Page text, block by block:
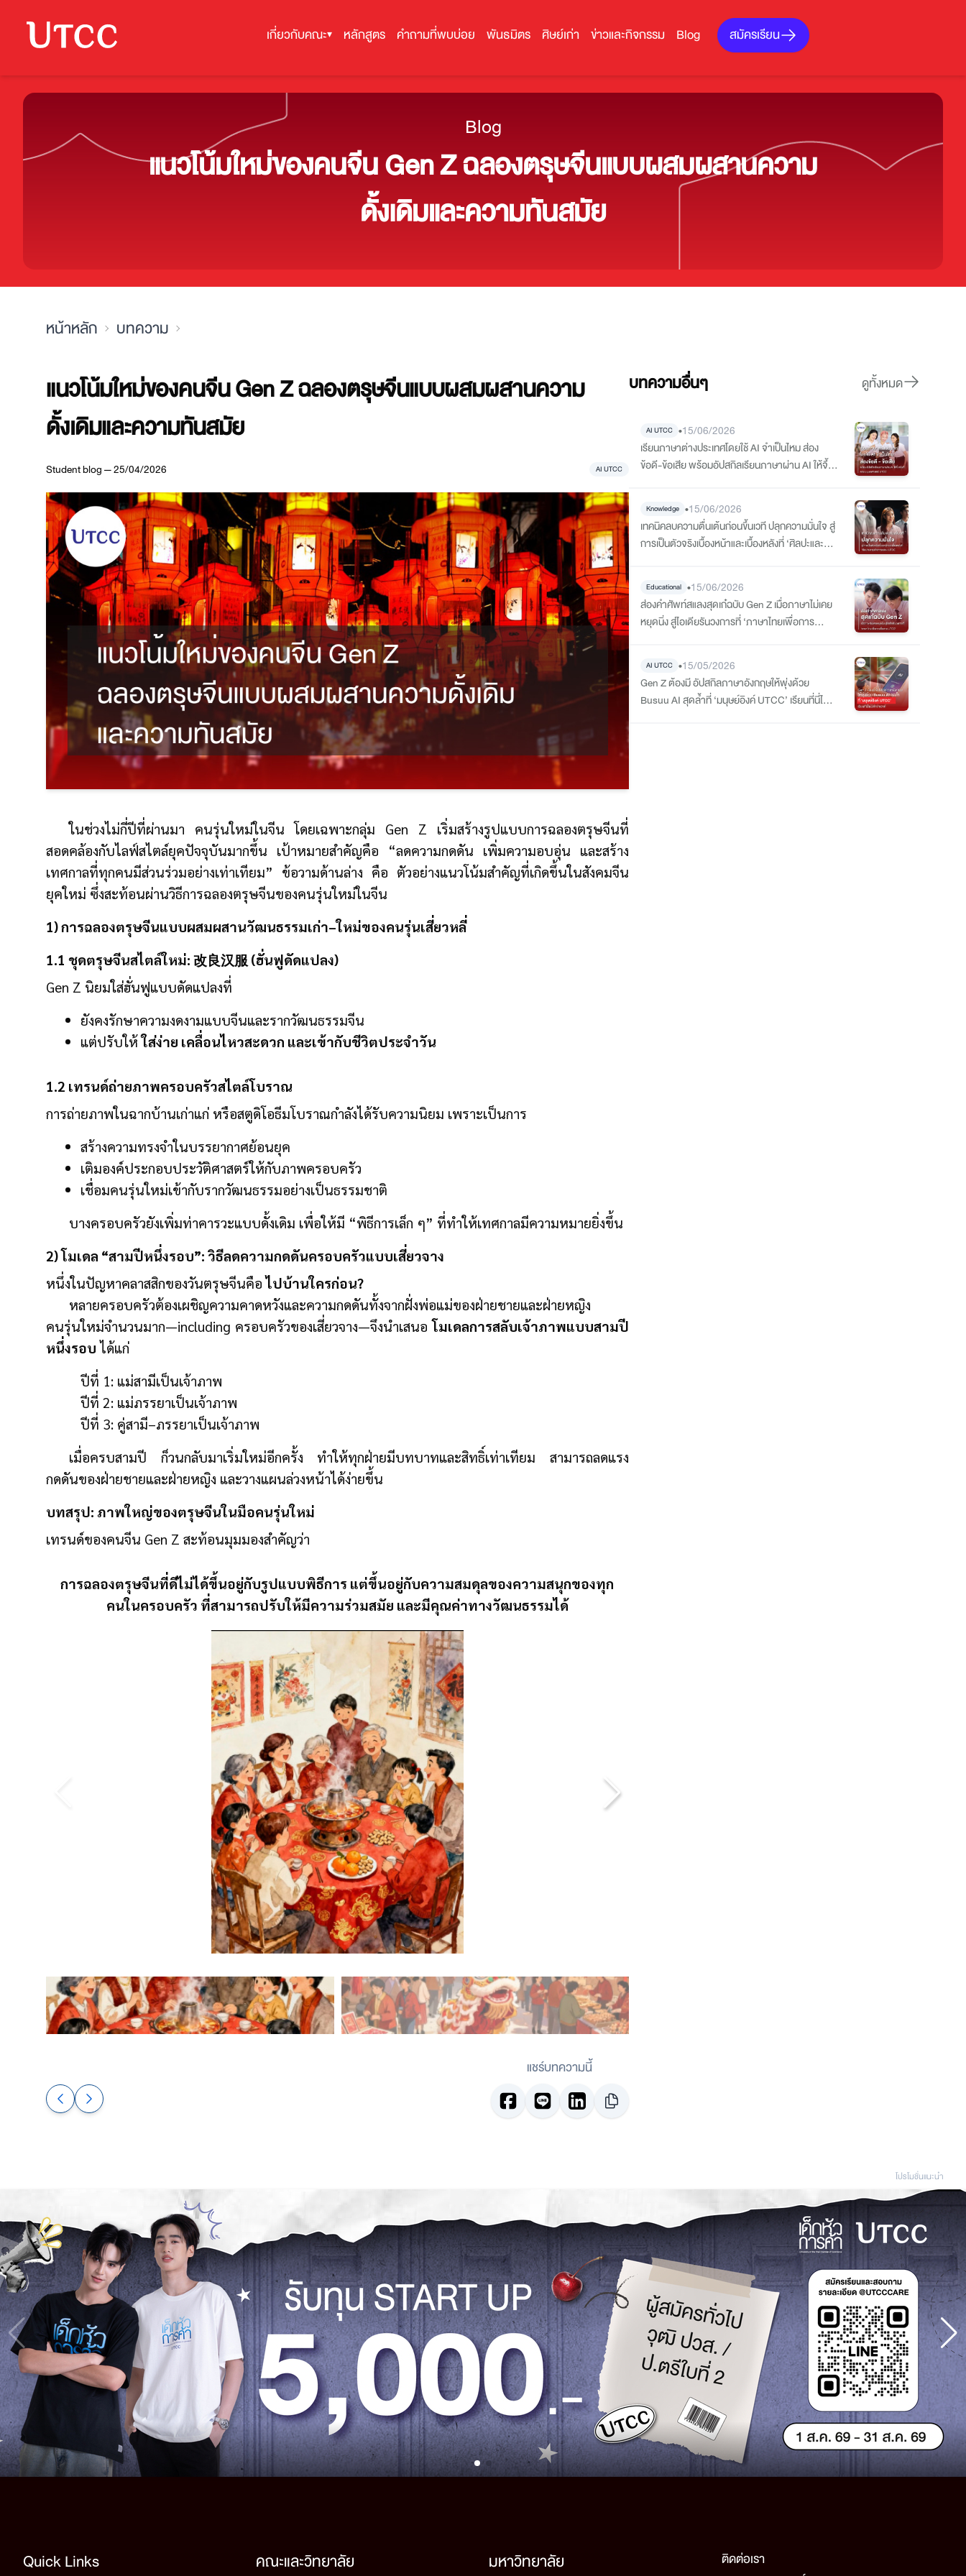
เกี่ยวกับคณะ▾ หลักสูตร คำถามที่พบบ่อย พันธมิตร ศิษย์เก่า ข่าวและกิจกรรม Blog สมัครเรียน
Blog
แนวโน้มใหม่ของคนจีน Gen Z ฉลองตรุษจีนแบบผสมผสานความ
ดั้งเดิมและความทันสมัย
หน้าหลัก บทความ
แนวโน้มใหม่ของคนจีน Gen Z ฉลองตรุษจีนแบบผสมผสานความ
ดั้งเดิมและความทันสมัย
Student blog — 25/04/2026 AI UTCC
ในช่วงไม่กี่ปีที่ผ่านมา คนรุ่นใหม่ในจีน โดยเฉพาะกลุ่ม Gen Z เริ่มสร้างรูปแบบการฉลองตรุษจีนที่
สอดคล้องกับไลฟ์สไตล์ยุคปัจจุบันมากขึ้น เป้าหมายสำคัญคือ “ลดความกดดัน เพิ่มความอบอุ่น และสร้าง
เทศกาลที่ทุกคนมีส่วนร่วมอย่างเท่าเทียม” ข้อวามด้านล่าง คือ ตัวอย่างแนวโน้มสำคัญที่เกิดขึ้นในสังคมจีน
ยุคใหม่ ซึ่งสะท้อนผ่านวิธีการฉลองตรุษจีนของคนรุ่นใหม่ในจีน
1) การฉลองตรุษจีนแบบผสมผสานวัฒนธรรมเก่า–ใหม่ของคนรุ่นเสี่ยวหลี่
1.1 ชุดตรุษจีนสไตล์ใหม่: 改良汉服 (ฮั่นฟูดัดแปลง)
Gen Z นิยมใส่ฮั่นฟูแบบดัดแปลงที่
ยังคงรักษาความงดงามแบบจีนและรากวัฒนธรรมจีน
แต่ปรับให้ใส่ง่าย เคลื่อนไหวสะดวก และเข้ากับชีวิตประจำวัน
1.2 เทรนด์ถ่ายภาพครอบครัวสไตล์โบราณ
การถ่ายภาพในฉากบ้านเก่าแก่ หรือสตูดิโอธีมโบราณกำลังได้รับความนิยม เพราะเป็นการ
สร้างความทรงจำในบรรยากาศย้อนยุค
เติมองค์ประกอบประวัติศาสตร์ให้กับภาพครอบครัว
เชื่อมคนรุ่นใหม่เข้ากับรากวัฒนธรรมอย่างเป็นธรรมชาติ
บางครอบครัวยังเพิ่มท่าคารวะแบบดั้งเดิม เพื่อให้มี “พิธีการเล็ก ๆ” ที่ทำให้เทศกาลมีความหมายยิ่งขึ้น
2) โมเดล “สามปีหนึ่งรอบ”: วิธีลดความกดดันครอบครัวแบบเสี่ยวจาง
หนึ่งในปัญหาคลาสสิกของวันตรุษจีนคือไปบ้านใครก่อน?
หลายครอบครัวต้องเผชิญความคาดหวังและความกดดันทั้งจากฝั่งพ่อแม่ของฝ่ายชายและฝ่ายหญิง
คนรุ่นใหม่จำนวนมาก—including ครอบครัวของเสี่ยวจาง—จึงนำเสนอโมเดลการสลับเจ้าภาพแบบสามปี
หนึ่งรอบ ได้แก่
ปีที่ 1: แม่สามีเป็นเจ้าภาพ
ปีที่ 2: แม่ภรรยาเป็นเจ้าภาพ
ปีที่ 3: คู่สามี–ภรรยาเป็นเจ้าภาพ
เมื่อครบสามปี ก็วนกลับมาเริ่มใหม่อีกครั้ง ทำให้ทุกฝ่ายมีบทบาทและสิทธิ์เท่าเทียม สามารถลดแรง
กดดันของฝ่ายชายและฝ่ายหญิง และวางแผนล่วงหน้าได้ง่ายขึ้น
บทสรุป: ภาพใหญ่ของตรุษจีนในมือคนรุ่นใหม่
เทรนด์ของคนจีน Gen Z สะท้อนมุมมองสำคัญว่า
การฉลองตรุษจีนที่ดีไม่ได้ขึ้นอยู่กับรูปแบบพิธีการ แต่ขึ้นอยู่กับความสมดุลของความสนุกของทุก
คนในครอบครัว ที่สามารถปรับให้มีความร่วมสมัย และมีคุณค่าทางวัฒนธรรมได้
แชร์บทความนี้
บทความอื่นๆ ดูทั้งหมด
AI UTCC •15/06/2026
เรียนภาษาต่างประเทศโดยใช้ AI จำเป็นไหม ส่อง
ข้อดี-ข้อเสีย พร้อมอัปสกิลเรียนภาษาผ่าน AI ให้จึ้ง
Knowledge •15/06/2026
เทคนิคลบความตื่นเต้นก่อนขึ้นเวที ปลุกความมั่นใจ สู่
การเป็นตัวจริงเบื้องหน้าและเบื้องหลังที่ ‘ศิลปะและ
Educational •15/06/2026
ส่องคำศัพท์สแลงสุดเก๋ฉบับ Gen Z เมื่อภาษาไม่เคย
หยุดนิ่ง สู่ไอเดียรันวงการที่ ‘ภาษาไทยเพื่อการ
AI UTCC •15/05/2026
Gen Z ต้องมี อัปสกิลภาษาอังกฤษให้พุ่งด้วย
Busuu AI สุดล้ำที่ ‘มนุษย์อิงค์ UTCC’ เรียนที่นี่ไม่มี
โปรโมชั่นแนะนํา
Quick Links คณะและวิทยาลัย มหาวิทยาลัย
ติดต่อเรา